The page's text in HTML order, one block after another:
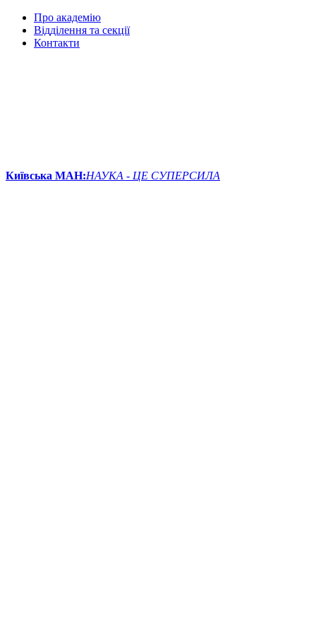
Про академію
Відділення та секції
Контакти
Київська МАН:НАУКА - ЦЕ СУПЕРСИЛА